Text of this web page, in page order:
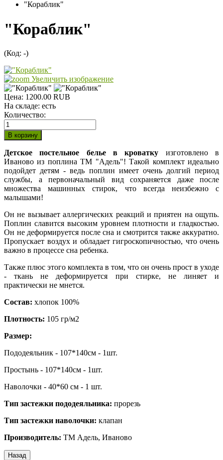
"Кораблик"
"Кораблик"
(Код: -)
Увеличить изображение
Цена: 1200.00 RUB
На складе: есть
Количество:
Детское постельное белье в кроватку изготовлено в
Иваново из поплина ТМ "Адель"! Такой комплект идеально
подойдет детям - ведь поплин имеет очень долгий период
службы, а первоначальный вид сохраняется даже после
множества машинных стирок, что всегда неизбежно с
малышами!
Он не вызывает аллергических реакций и приятен на ощупь.
Поплин славится высоким уровнем плотности и гладкостью.
Он не деформируется после сна и смотрится также аккуратно.
Пропускает воздух и обладает гигроскопичностью, что очень
важно в процессе сна ребенка.
Также плюс этого комплекта в том, что он очень прост в уходе
- ткань не деформируется при стирке, не линяет и
практически не мнется.
Состав: хлопок 100%
Плотность: 105 гр/м2
Размер:
Пододеяльник - 107*140см - 1шт.
Простынь - 107*140см - 1шт.
Наволочки - 40*60 см - 1 шт.
Тип застежки пододеяльника: прорезь
Тип застежки наволочки: клапан
Производитель: ТМ Адель, Иваново